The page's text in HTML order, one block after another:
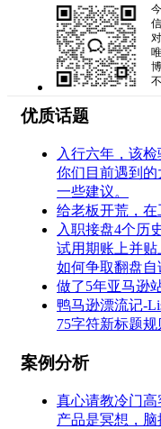
优质话题
入行六年，该
你们目前遇到
一些建议。
给老板开荒，
入职接盘4个历
试用期账上并贴
如何争取翻盘自
做了5年亚马逊
鸭马逊漂流记-
75字符新标题
案例分析
真心请教冷门高
产品是冥想，